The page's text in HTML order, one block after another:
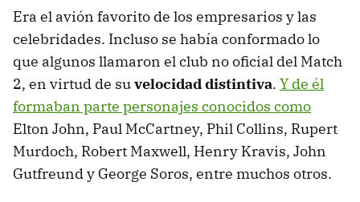
Era el avión favorito de los empresarios y las
celebridades. Incluso se había conformado lo
que algunos llamaron el club no oficial del Match
2, en virtud de suvelocidad distintiva. Y de él
formaban parte personajes conocidos como
Elton John, Paul McCartney, Phil Collins, Rupert
Murdoch, Robert Maxwell, Henry Kravis, John
Gutfreund y George Soros, entre muchos otros.